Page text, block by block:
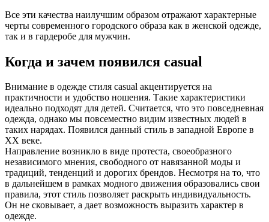
Все эти качества наилучшим образом отражают характерные
черты современного городского образа как в женской одежде,
так и в гардеробе для мужчин.
Когда и зачем появился casual
Внимание в одежде стиля casual акцентируется на
практичности и удобство ношения. Такие характеристики
идеально подходят для детей. Считается, что это повседневная
одежда, однако мы повсеместно видим известных людей в
таких нарядах. Появился данный стиль в западной Европе в
XX веке.
Направление возникло в виде протеста, своеобразного
независимого мнения, свободного от навязанной моды и
традиций, тенденций и дорогих брендов. Несмотря на то, что
в дальнейшем в рамках модного движения образовались свои
правила, этот стиль позволяет раскрыть индивидуальность.
Он не сковывает, а дает возможность выразить характер в
одежде.